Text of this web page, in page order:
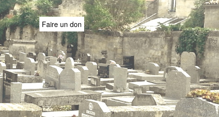
Faire un don